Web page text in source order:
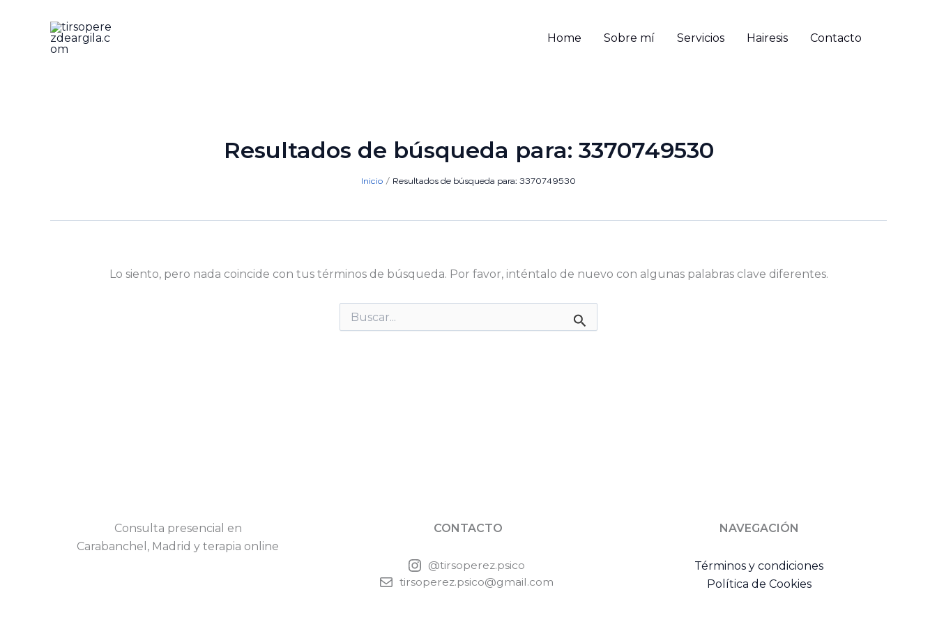
contenido
Home Sobre mí Servicios Hairesis Contacto
Resultados de búsqueda para: 3370749530
Inicio Resultados de búsqueda para: 3370749530
Lo siento, pero nada coincide con tus términos de búsqueda. Por favor, inténtalo de nuevo con algunas palabras clave diferentes.
Buscar
por:
Consulta presencial en
Carabanchel, Madrid y terapia online
CONTACTO
@tirsoperez.psico
tirsoperez.psico@gmail.com
NAVEGACIÓN
Términos y condiciones
Política de Cookies